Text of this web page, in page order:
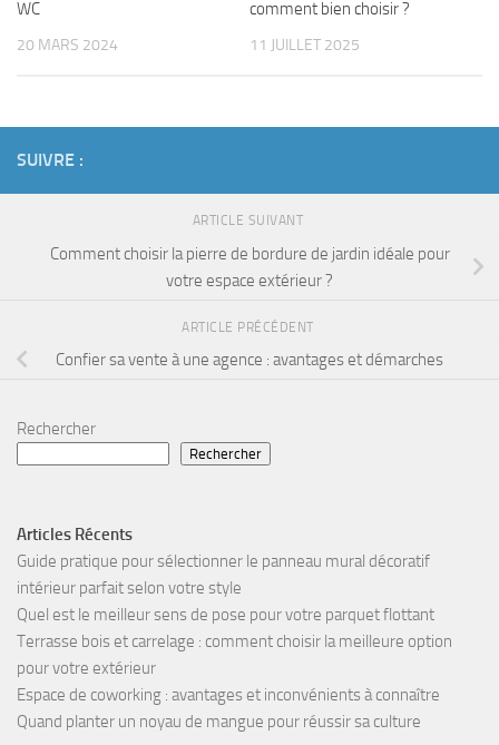
WC
20 MARS 2024
comment bien choisir ?
11 JUILLET 2025
SUIVRE :
ARTICLE SUIVANT
Comment choisir la pierre de bordure de jardin idéale pour
votre espace extérieur ?
ARTICLE PRÉCÉDENT
Confier sa vente à une agence : avantages et démarches
Rechercher
Rechercher
Articles Récents
Guide pratique pour sélectionner le panneau mural décoratif
intérieur parfait selon votre style
Quel est le meilleur sens de pose pour votre parquet flottant
Terrasse bois et carrelage : comment choisir la meilleure option
pour votre extérieur
Espace de coworking : avantages et inconvénients à connaître
Quand planter un noyau de mangue pour réussir sa culture